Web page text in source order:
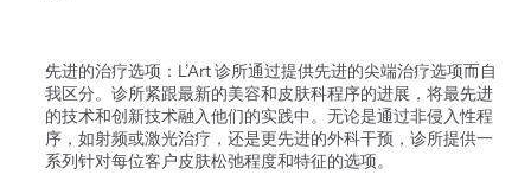
先进的治疗选项：L’Art 诊所通过提供先进的尖端治疗选项而自
我区分。诊所紧跟最新的美容和皮肤科程序的进展，将最先进
的技术和创新技术融入他们的实践中。无论是通过非侵入性程
序，如射频或激光治疗，还是更先进的外科干预，诊所提供一
系列针对每位客户皮肤松弛程度和特征的选项。